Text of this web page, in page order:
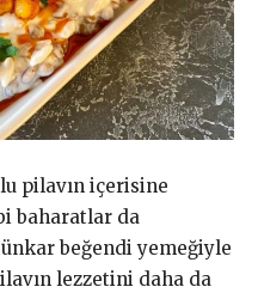
pilavın içerisine
baharatlar da
beğendi yemeğiyle
lezzetini daha da